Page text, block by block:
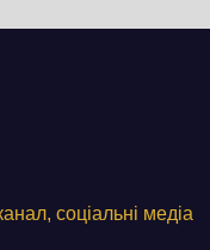
соціальні медіа